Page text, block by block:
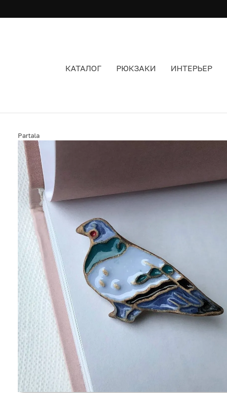
КАТАЛОГ РЮКЗАКИ ИНТЕРЬЕР
Partala